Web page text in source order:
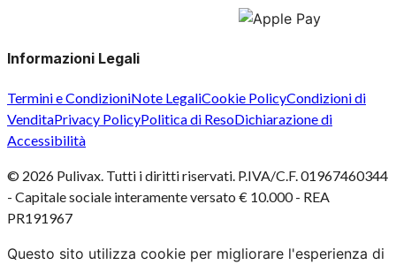
Informazioni Legali
Termini e CondizioniNote LegaliCookie PolicyCondizioni di
VenditaPrivacy PolicyPolitica di ResoDichiarazione di
Accessibilità
© 2026 Pulivax. Tutti i diritti riservati. P.IVA/C.F. 01967460344
- Capitale sociale interamente versato € 10.000 - REA
PR191967
Questo sito utilizza cookie per migliorare l'esperienza di